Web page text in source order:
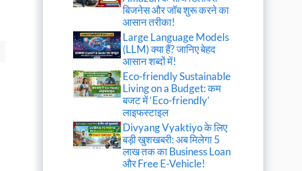
बिजनेस और जॉब शुरू करने का
आसान तरीका!
Large Language Models
(LLM) क्या हैं? जानिए बेहद
आसान शब्दों में!
Eco-friendly Sustainable
Living on a Budget: कम
बजट में ‘Eco-friendly’
लाइफस्टाइल
Divyang Vyaktiyo के लिए
बड़ी खुशखबरी: अब मिलेगा 5
लाख तक का Business Loan
और Free E-Vehicle!